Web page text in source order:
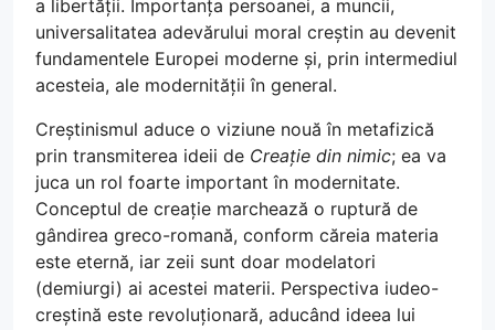
a libertății. Importanța persoanei, a muncii,
universalitatea adevărului moral creștin au devenit
fundamentele Europei moderne și, prin intermediul
acesteia, ale modernității în general.
Creștinismul aduce o viziune nouă în metafizică
prin transmiterea ideii de Creație din nimic; ea va
juca un rol foarte important în modernitate.
Conceptul de creație marchează o ruptură de
gândirea greco-romană, conform căreia materia
este eternă, iar zeii sunt doar modelatori
(demiurgi) ai acestei materii. Perspectiva iudeo-
creștină este revoluționară, aducând ideea lui